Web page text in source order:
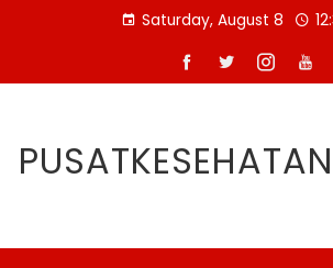
Saturday, August 8